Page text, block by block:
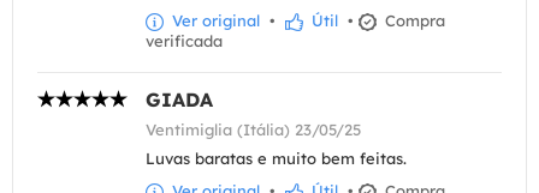
Ver original • Útil •
Compra
verificada
GIADA
Ventimiglia (Itália) 23/05/25
Luvas baratas e muito bem feitas.